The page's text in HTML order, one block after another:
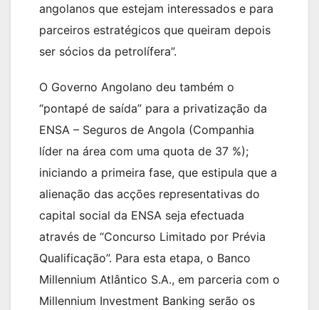
angolanos que estejam interessados e para
parceiros estratégicos que queiram depois
ser sócios da petrolífera”.
O Governo Angolano deu também o
“pontapé de saída” para a privatização da
ENSA – Seguros de Angola (Companhia
líder na área com uma quota de 37 %);
iniciando a primeira fase, que estipula que a
alienação das acções representativas do
capital social da ENSA seja efectuada
através de “Concurso Limitado por Prévia
Qualificação”. Para esta etapa, o Banco
Millennium Atlântico S.A., em parceria com o
Millennium Investment Banking serão os